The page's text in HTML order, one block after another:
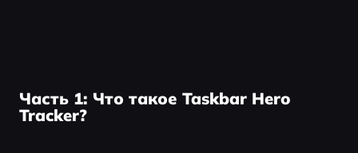
Часть 1: Что такое Taskbar Hero
Tracker?